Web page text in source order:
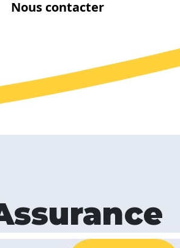
Nous contacter